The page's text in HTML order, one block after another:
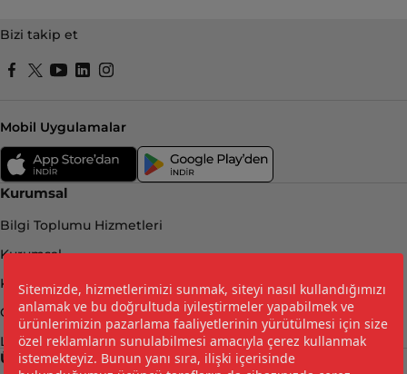
Bizi takip et
Mobil Uygulamalar
Kurumsal
Bilgi Toplumu Hizmetleri
Kurumsal
Kişisel Verilerin Korunması
Çerez Politikası ve Çerez Tercihleriniz
LPG Yakıt Tasarrufu Hesaplama
Ürünler